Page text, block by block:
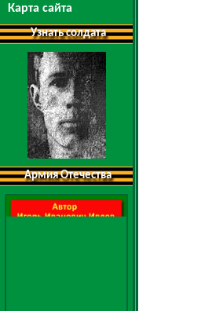
Карта сайта
Узнать солдата
Армия Отечества